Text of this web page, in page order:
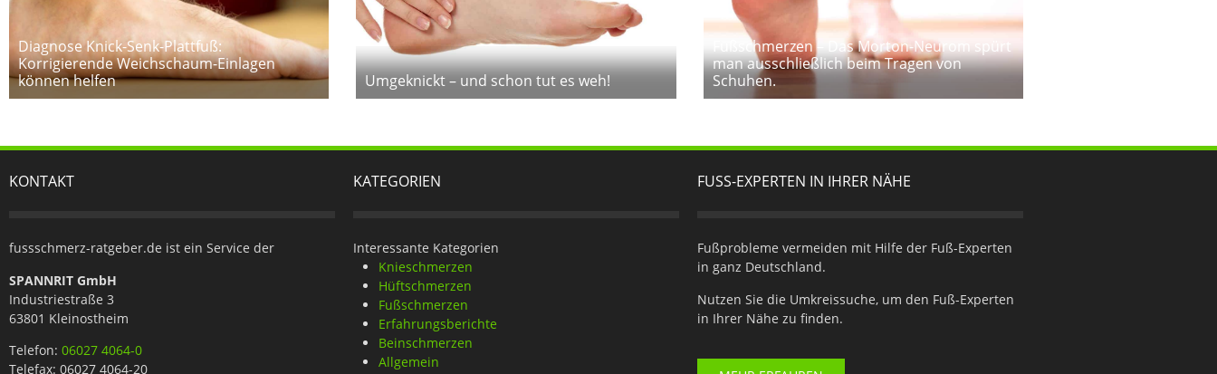
Diagnose Knick-Senk-Plattfuß:
Korrigierende Weichschaum-Einlagen
können helfen
Umgeknickt – und schon tut es weh!
Fußschmerzen – Das Morton-Neurom spürt
man ausschließlich beim Tragen von
Schuhen.
KONTAKT
fussschmerz-ratgeber.de ist ein Service der
SPANNRIT GmbH
Industriestraße 3
63801 Kleinostheim
Telefon: 06027 4064-0
Telefax: 06027 4064-20
KATEGORIEN
Interessante Kategorien
Knieschmerzen
Hüftschmerzen
Fußschmerzen
Erfahrungsberichte
Beinschmerzen
Allgemein
FUSS-EXPERTEN IN IHRER NÄHE
Fußprobleme vermeiden mit Hilfe der Fuß-Experten
in ganz Deutschland.
Nutzen Sie die Umkreissuche, um den Fuß-Experten
in Ihrer Nähe zu finden.